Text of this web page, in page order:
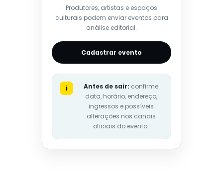
Produtores, artistas e espaços
culturais podem enviar eventos para
análise editorial.
Cadastrar evento
i Antes de sair: confirme
data, horário, endereço,
ingressos e possíveis
alterações nos canais
oficiais do evento.